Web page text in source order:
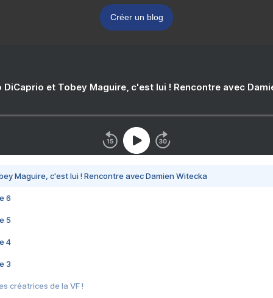
Créer un blog
DiCaprio et Tobey Maguire, c'est lui ! Rencontre avec
Maguire, c'est lui ! Rencontre avec Damien Witecka
6
5
4
3
créatrices de la VF !